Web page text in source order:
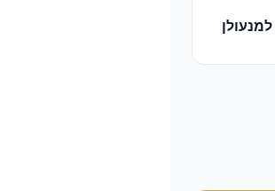
למנעולן